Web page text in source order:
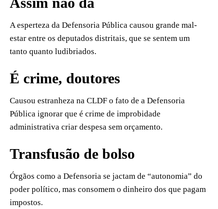
A esperteza da Defensoria Pública causou grande mal-
estar entre os deputados distritais, que se sentem um
tanto quanto ludibriados.
É crime, doutores
Causou estranheza na CLDF o fato de a Defensoria
Pública ignorar que é crime de improbidade
administrativa criar despesa sem orçamento.
Transfusão de bolso
Órgãos como a Defensoria se jactam de “autonomia” do
poder político, mas consomem o dinheiro dos que pagam
impostos.